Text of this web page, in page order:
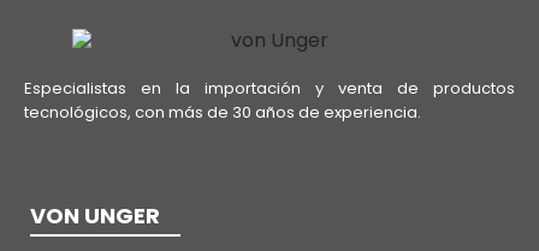
Especialistas en la importación y venta de productos
tecnológicos, con más de 30 años de experiencia.
VON UNGER